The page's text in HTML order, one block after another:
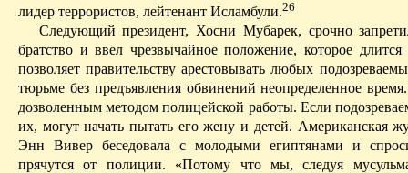
лидер террористов, лейтенант Исламбули.26
Следующий президент, Хосни Мубарек, срочно
братство и ввел чрезвычайное положение, которое
позволяет правительству арестовывать любых
тюрьме без предъявления обвинений неопределенное
дозволенным методом полицейской работы. Если
их, могут начать пытать его жену и детей. Американская
Энн Вивер беседовала с молодыми египтянами и
прячутся от полиции. «Потому что мы, следуя